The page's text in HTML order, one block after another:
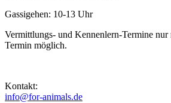
Gassigehen: 10-13 Uhr
Vermittlungs- und Kennenlern-Termine nur
Termin möglich.
Kontakt:
info@for-animals.de